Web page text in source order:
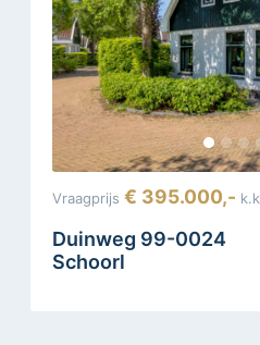
Vraagprijs € 395.000,-
Duinweg 99-0024
Schoorl